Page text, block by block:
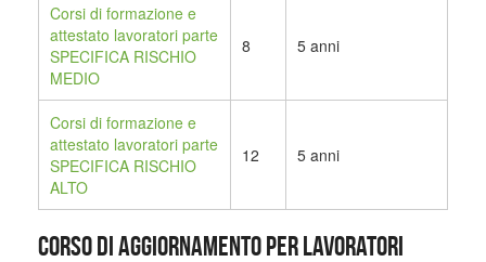
Corsi di formazione e
attestato lavoratori parte
SPECIFICA RISCHIO
MEDIO
8 5 anni
Corsi di formazione e
attestato lavoratori parte
SPECIFICA RISCHIO
ALTO
12 5 anni
CORSO DI AGGIORNAMENTO PER LAVORATORI